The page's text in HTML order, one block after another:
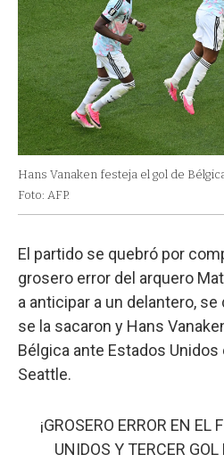
Hans Vanaken festeja el gol de
Foto: AFP.
El partido se quebró por
grosero error del arquero
a anticipar a un delantero,
se la sacaron y Hans
Bélgica ante Estados Unidos
Seattle.
¡GROSERO ERROR EN EL
UNIDOS Y TERCER